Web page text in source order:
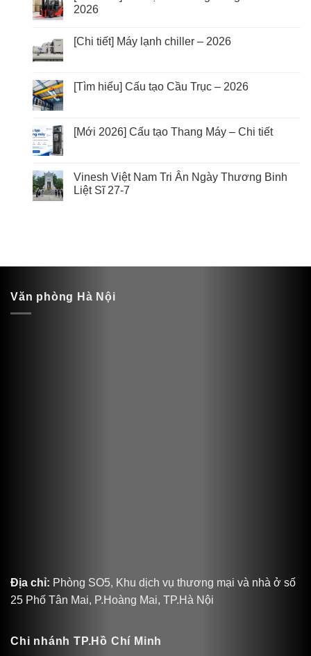
2026
[Chi tiết] Máy lạnh chiller – 2026
[Tìm hiểu] Cấu tạo Cầu Trục – 2026
[Mới 2026] Cấu tạo Thang Máy – Chi tiết
Vinesh Việt Nam Tri Ân Ngày Thương Binh
Liệt Sĩ 27-7
Văn phòng Hà Nội
Địa chỉ: Phòng SO5, Khu dịch vụ thương mại và nhà ở số
25 Phố Tân Mai, P.Hoàng Mai, TP.Hà Nội
Chi nhánh TP.Hồ Chí Minh